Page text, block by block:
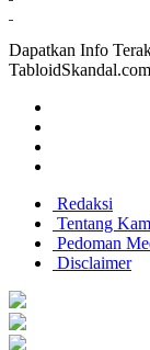
Dapatkan Info
TabloidSkandal.com
Redaksi
Tentang
Pedoman
Disclaimer